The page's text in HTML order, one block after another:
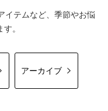
イテムなど、季節やお悩
。
アーカイブ